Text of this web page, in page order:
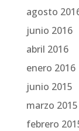
agosto
junio 2016
abril 2016
enero 2016
junio 2015
marzo 2015
febrero